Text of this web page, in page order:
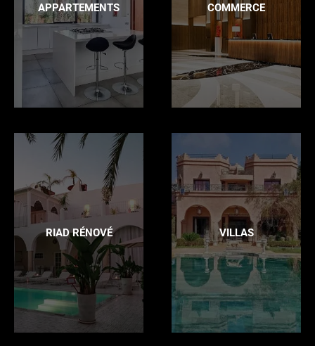
APPARTEMENTS COMMERCE
RIAD RÉNOVÉ VILLAS